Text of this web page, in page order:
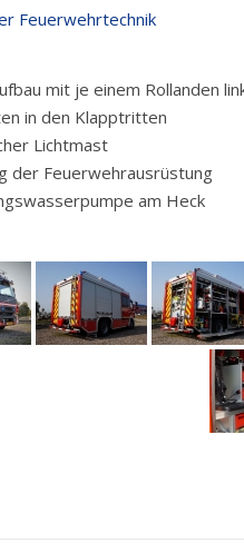
Feuerwehrtechnik
mit je einem Rollanden
in den Klapptritten
Lichtmast
der Feuerwehrausrüstung
am Heck